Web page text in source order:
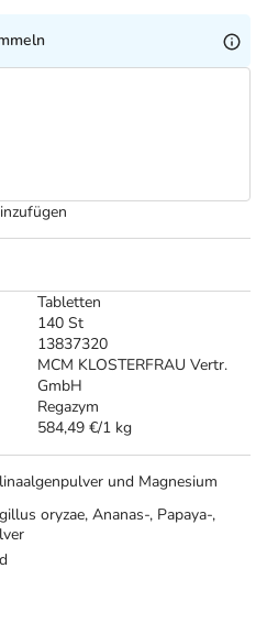
Tabletten
140 St
13837320
MCM KLOSTERFRAU Vertr.
GmbH
Regazym
584,49 €/1 kg
und Magnesium
oryzae, Ananas-, Papaya-,